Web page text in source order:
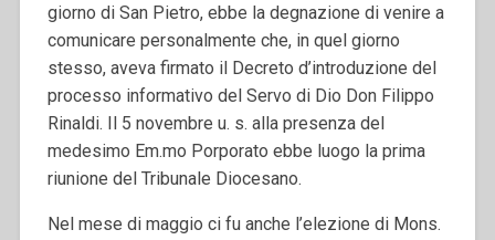
giorno di San Pietro, ebbe la degnazione di venire a
comunicare personalmente che, in quel giorno
stesso, aveva firmato il Decreto d’introduzione del
processo informativo del Servo di Dio Don Filippo
Rinaldi. Il 5 novembre u. s. alla presenza del
medesimo Em.mo Porporato ebbe luogo la prima
riunione del Tribunale Diocesano.
Nel mese di maggio ci fu anche l’elezione di Mons.